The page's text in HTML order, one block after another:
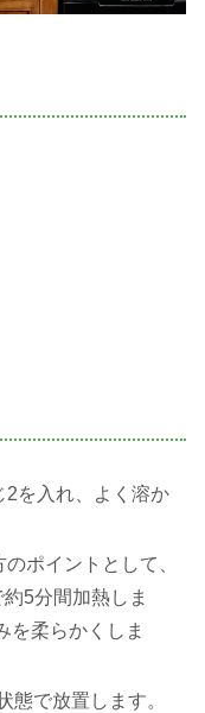
2を入れ、よく溶か
ポイントとして、
5分間加熱しま
を柔らかくしま
態で放置します。